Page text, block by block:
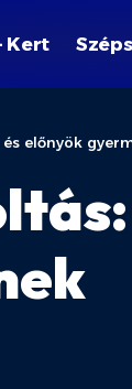
Kert
előnyök